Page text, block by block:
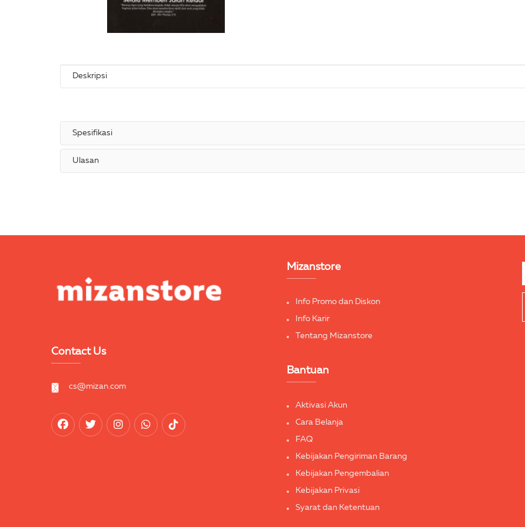
Deskripsi
Spesifikasi
Ulasan
Contact Us
cs@mizan.com
Mizanstore
Info Promo dan Diskon
Info Karir
Tentang Mizanstore
Bantuan
Aktivasi Akun
Cara Belanja
FAQ
Kebijakan Pengiriman Barang
Kebijakan Pengembalian
Kebijakan Privasi
Syarat dan Ketentuan